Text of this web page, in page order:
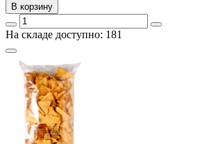
В корзину
На складе доступно: 181